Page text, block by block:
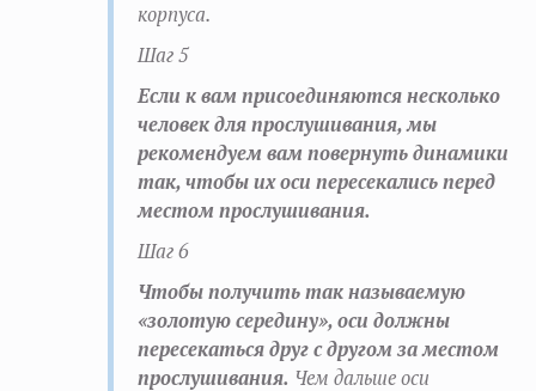
корпуса.
Шаг 5
Если к вам присоединяются несколько
человек для прослушивания, мы
рекомендуем вам повернуть динамики
так, чтобы их оси пересекались перед
местом прослушивания.
Шаг 6
Чтобы получить так называемую
«золотую середину», оси должны
пересекаться друг с другом за местом
прослушивания. Чем дальше оси